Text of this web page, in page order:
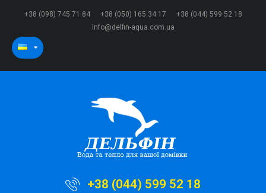
+38 (098) 745 71 84 +38 (050) 165 34 17
+38 (044) 599 52 18
info@delfin-aqua.com.ua
+38 (044) 599 52 18